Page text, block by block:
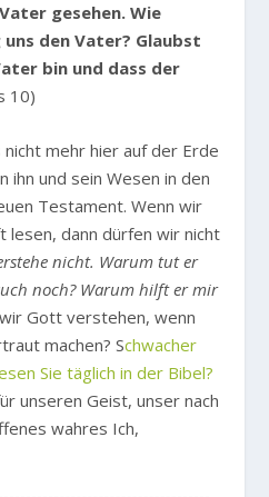
gesehen. Wie
den Vater? Glaubst
bin und dass der
10)
nicht mehr hier auf der Erde
ihn und sein Wesen in den
Testament. Wenn wir
dann dürfen wir nicht
nicht. Warum tut er
noch? Warum hilft er mir
Gott verstehen, wenn
machen? Schwacher
Sie täglich in der Bibel?
unseren Geist, unser nach
wahres Ich,